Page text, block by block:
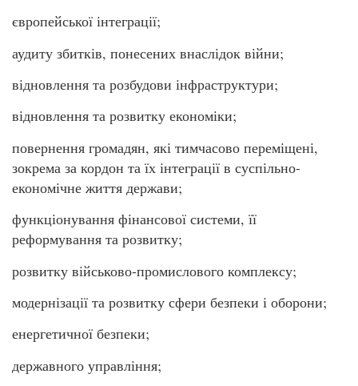
європейської інтеграції;
аудиту збитків, понесених внаслідок війни;
відновлення та розбудови інфраструктури;
відновлення та розвитку економіки;
повернення громадян, які тимчасово переміщені,
зокрема за кордон та їх інтеграції в суспільно-
економічне життя держави;
функціонування фінансової системи, її
реформування та розвитку;
розвитку військово-промислового комплексу;
модернізації та розвитку сфери безпеки і оборони;
енергетичної безпеки;
державного управління;